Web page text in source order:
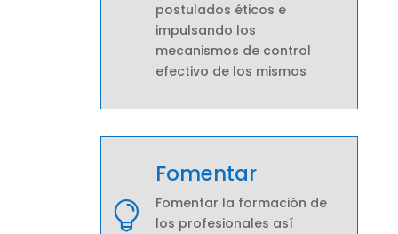
postulados éticos e
impulsando los
mecanismos de control
efectivo de los mismos

Fomentar
Fomentar la formación de
los profesionales así